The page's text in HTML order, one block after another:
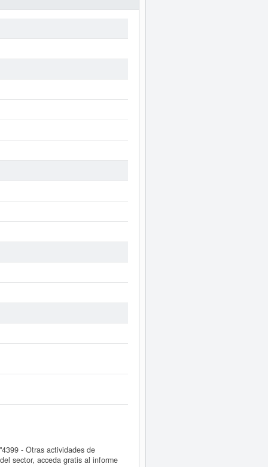
- Otras actividades de
sector, acceda gratis al informe